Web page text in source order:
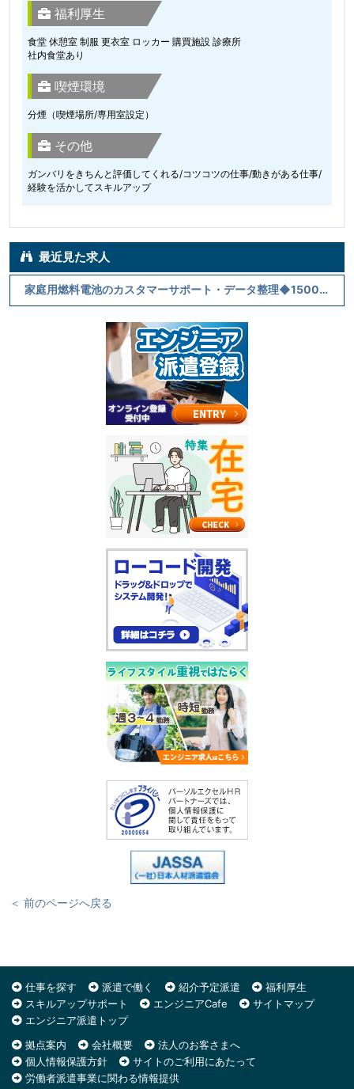
福利厚生
食堂 休憩室 制服 更衣室 ロッカー 購買施設 診療所
社内食堂あり
喫煙環境
分煙（喫煙場所/専用室設定）
その他
ガンバリをきちんと評価してくれる/コツコツの仕事/動きがある仕事/
経験を活かしてスキルアップ
最近見た求人
家庭用燃料電池のカスタマーサポート・データ整理◆1500円
＜ 前のページへ戻る
仕事を探す 派遣で働く 紹介予定派遣
福利厚生
スキルアップサポート
エンジニアCafe
サイトマップ
エンジニア派遣トップ
拠点案内
会社概要
法人のお客さまへ
個人情報保護方針
サイトのご利用にあたって
労働者派遣事業に関わる情報提供